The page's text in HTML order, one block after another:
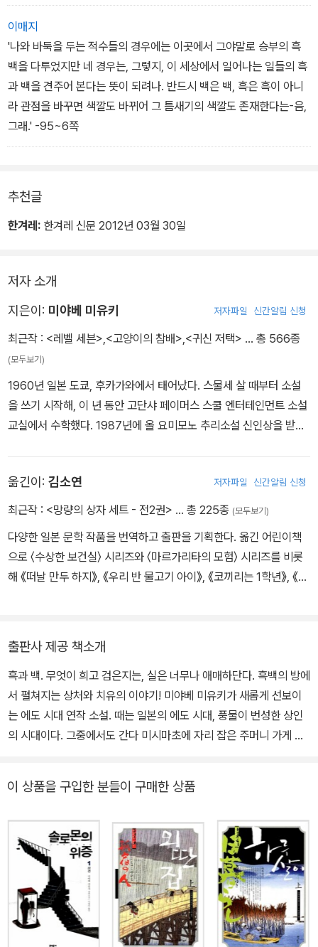
이매지
'나와 바둑을 두는 적수들의 경우에는 이곳에서 그야말로 승부의 흑
백을 다투었지만 네 경우는, 그렇지, 이 세상에서 일어나는 일들의 흑
과 백을 견주어 본다는 뜻이 되려나. 반드시 백은 백, 흑은 흑이 아니
라 관점을 바꾸면 색깔도 바뀌어 그 틈새기의 색깔도 존재한다는-음,
그래.' -95~6쪽
추천글
한겨레: 한겨레 신문 2012년 03월 30일
저자 소개
지은이: 미야베 미유키 저자파일 신간알림 신청
최근작 : <레벨 세븐> <고양이의 참배> <귀신 저택> … 총 566종
(모두보기)
1960년 일본 도쿄, 후카가와에서 태어났다. 스물세 살 때부터 소설
을 쓰기 시작해, 이 년 동안 고단샤 페이머스 스쿨 엔터테인먼트 소설
교실에서 수학했다. 1987년에 올 요미모노 추리소설 신인상을 받은
협회상,《화차》(1993)로 제6회 야마모토슈고로상, 《가모우 저택 사
건》(1997)으로 일본 SF대상을, 《이유》(1999)로 나오키상, 《모방
으로 요시카와에이지문학상을 수상하며, 명실 공히 일본을 대표하는
최고의 미스터리 작가로 군림한다. 어렸을 때부터 시대 소설과 대하
드라마를 좋아했던 아버지 덕에 많은 작품을 접하고, 시대물에 대한
1)를 시작으로, 초능력자가 등장하거나 괴담과 미스터리를 접목한 작
리를 썼다. 저자 자신의 고향이기도 한 후카가와를 배경으로 한 작품
과 더불어 봉건 사회를 사는 서민의 고통에 주목한 사회파 시대 미스
터리《외딴집》(2005)에 이르기까지, 다양한 장르를 미스터리와 접
목한 작품을 속속 발표해 기존 시대 소설 독자뿐 아니라 시대 소설을
《벚꽃 다시 벚꽃》《세상의 봄》 《안주》 《낙원》 《희망장》 등이 있고, 2
크 사냥》 《모방범》 《이유》《고구레 사진관》 《솔로몬의 위증》 등 다수
작품이 영화화되거나 드라마화되었다. 현재 하드보일드 작가 오사와
아리마사(大澤在昌), 미스터리 작가 교고쿠 나쓰히코(京極夏彦),
미야베 미유키(宮部みゆき), 이렇게 세 사람의 성을 딴 사무실 '다이
쿄쿠구大極宮'를 만들어 함께 활동하고 있다.
옮긴이: 김소연 저자파일 신간알림 신청
최근작 : <망량의 상자 세트 - 전2권> … 총 225종 (모두보기)
다양한 일본 문학 작품을 번역하고 출판을 기획한다. 옮긴 어린이책
으로 〈수상한 보건실〉 시리즈와 〈마르가리타의 모험〉 시리즈를 비롯
해 《떠날 만두 하지》, 《우리 반 물고기 아이》, 《코끼리는 1학년》, 《어
출판사 제공 책소개
흑과 백. 무엇이 희고 검은지는, 실은 너무나 애매하단다. 흑백의 방에
서 펼쳐지는 상처와 치유의 이야기! 미야베 미유키가 새롭게 선보이
는 에도 시대 연작 소설. 때는 일본의 에도 시대, 풍물이 번성한 상인
의 시대이다. 그중에서도 간다 미시마초에 자리 잡은 주머니 가게 미
에 크나큰 상처를 간직하고 자신만의 세계에 갇혀 지내는 소녀가 있
열일곱이라는 꽃다운 나이에도 미시마야에 틀어박혀 하녀의 일을 거
들며 하루하루를 견뎌가고 있다. 어느 날, 주인 이헤에가 급한 용무로
자리를 비운 사이에 이헤에와 바둑을 두고 싶다며 손님이 찾아온다.
오치카는 어쩔 수 없이 숙부를 대신하여, 숙부가 바둑을 두는 ‘흑백의
방’에서 손님을 맞이한다. 비슷한 사람은 서로를 알아보는 법. 손님 도
키치 역시 남에게는 말할 수 없는 아픈 과거를 간직한 사내였다. 도키
이 상품을 구입한 분들이 구매한 상품